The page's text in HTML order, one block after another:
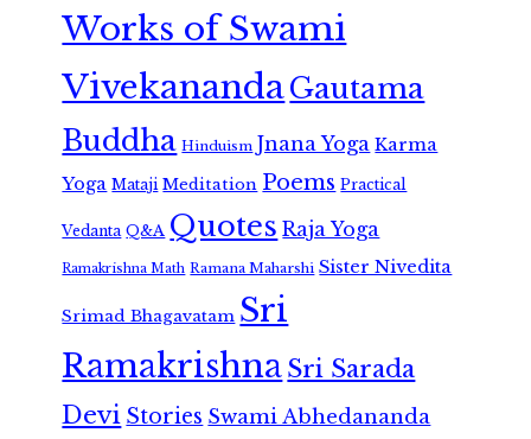
Works of Swami
VivekanandaGautama
Buddha Hinduism Jnana Yoga Karma
Yoga Mataji Meditation Poems Practical
Vedanta Q&A Quotes Raja Yoga
Ramakrishna Math Ramana Maharshi Sister Nivedita
Srimad Bhagavatam Sri
RamakrishnaSri Sarada
Devi Stories Swami Abhedananda